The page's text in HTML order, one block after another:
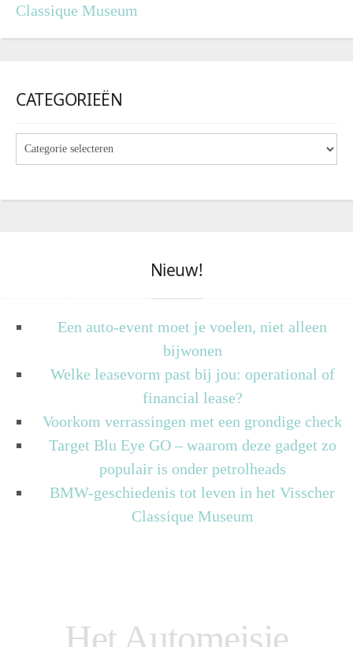
Classique Museum
CATEGORIEËN
Nieuw!
Een auto-event moet je voelen, niet alleen
bijwonen
Welke leasevorm past bij jou: operational of
financial lease?
Voorkom verrassingen met een grondige check
Target Blu Eye GO – waarom deze gadget zo
populair is onder petrolheads
BMW-geschiedenis tot leven in het Visscher
Classique Museum
Het Automeisje